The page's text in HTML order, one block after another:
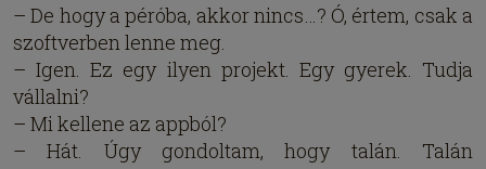
– De hogy a péróba, akkor nincs…? Ó, értem, csak a
szoftverben lenne meg.
– Igen. Ez egy ilyen projekt. Egy gyerek. Tudja
vállalni?
– Mi kellene az appból?
– Hát. Úgy gondoltam, hogy talán. Talán